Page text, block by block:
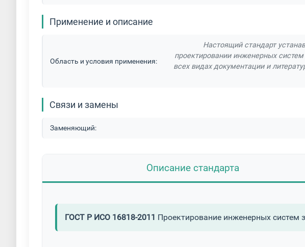
Применение и описание
Область и условия применения:
Настоящий стандарт
проектировании инженерных
всех видах документации и
Связи и замены
Заменяющий:
Описание стандарта
ГОСТ Р ИСО 16818-2011 Проектирование инженерных систем